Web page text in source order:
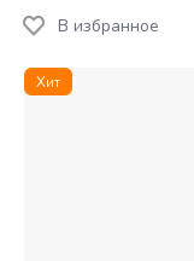
В избранное
Хит